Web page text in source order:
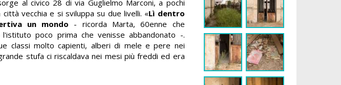
al civico 28 di via Guglielmo Marconi, a pochi
città vecchia e si sviluppa su due livelli. «Lì dentro
un mondo - ricorda Marta, 60enne che
poco prima che venisse abbandonato -.
classi molto capienti, alberi di mele e pere nei
stufa ci riscaldava nei mesi più freddi ed era